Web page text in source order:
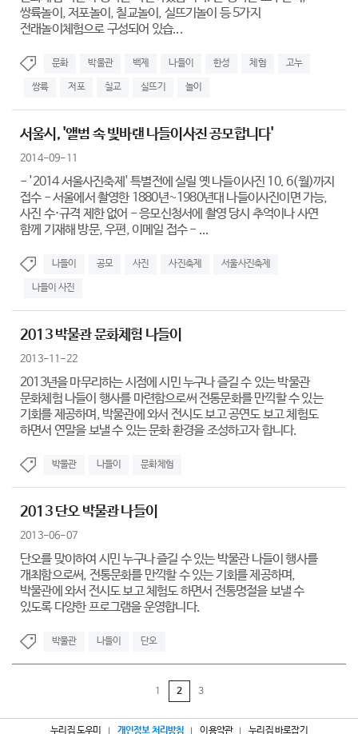
쌍륙놀이, 저포놀이, 칠교놀이, 실뜨기놀이 등 5가지
전래놀이체험으로 구성되어 있습...
문화 박물관 백제 나들이 한성 체험 고누
쌍륙 저포 칠교 실뜨기 놀이
서울시, '앨범 속 빛바랜 나들이사진 공모합니다'
2014-09-11
- '2014 서울사진축제' 특별전에 실릴 옛 나들이사진 10. 6(월)까지
접수 - 서울에서 촬영한 1880년~1980년대 나들이사진이면 가능,
사진 수·규격 제한 없어 - 응모신청서에 촬영 당시 추억이나 사연
함께 기재해 방문, 우편, 이메일 접수 - ...
나들이 공모 사진 사진축제 서울사진축제
나들이 사진
2013 박물관 문화체험 나들이
2013-11-22
2013년을 마무리하는 시점에 시민 누구나 즐길 수 있는 박물관
문화체험 나들이 행사를 마련함으로써 전통문화를 만끽할 수 있는
기회를 제공하며, 박물관에 와서 전시도 보고 공연도 보고 체험도
하면서 연말을 보낼 수 있는 문화 환경을 조성하고자 합니다.
박물관 나들이 문화체험
2013 단오 박물관 나들이
2013-06-07
단오를 맞이하여 시민 누구나 즐길 수 있는 박물관 나들이 행사를
개최함으로써, 전통문화를 만끽할 수 있는 기회를 제공하며,
박물관에 와서 전시도 보고 체험도 하면서 전통명절을 보낼 수
있도록 다양한 프로그램을 운영합니다.
박물관 나들이 단오
1 2 3
누리집 도우미 개인정보 처리방침 이용약관 누리집 바로잡기